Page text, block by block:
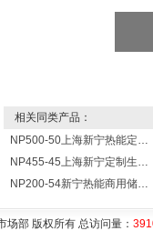
相关同类产品：
NP500-50上海新宁热能定制各式不锈钢水箱容器
NP455-45上海新宁定制生产各式不锈钢容器
NP200-54新宁热能商用储水式电热水器V=200升N=54千瓦
场部 版权所有 总访问量：